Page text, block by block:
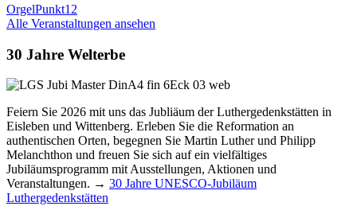
OrgelPunkt12
Alle Veranstaltungen ansehen
30 Jahre Welterbe
Feiern Sie 2026 mit uns das Jubliäum der Luthergedenkstätten in
Eisleben und Wittenberg. Erleben Sie die Reformation an
authentischen Orten, begegnen Sie Martin Luther und Philipp
Melanchthon und freuen Sie sich auf ein vielfältiges
Jubiläumsprogramm mit Ausstellungen, Aktionen und
Veranstaltungen. → 30 Jahre UNESCO-Jubiläum
Luthergedenkstätten